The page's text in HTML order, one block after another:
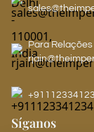
Para
Síganos